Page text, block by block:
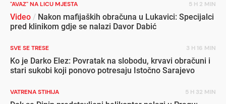
"AVAZ" NA LICU MJESTA 5 H 2 MIN
Video / Nakon mafijaških obračuna u Lukavici: Specijalci
pred klinikom gdje se nalazi Davor Dabić
SVE SE TRESE 3 H 16 MIN
Ko je Darko Elez: Povratak na slobodu, krvavi obračuni i
stari sukobi koji ponovo potresaju Istočno Sarajevo
VATRENA STIHIJA 5 H 32 MIN